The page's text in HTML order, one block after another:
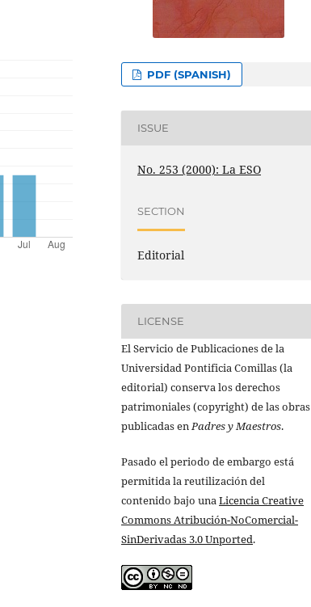
PDF (SPANISH)
ISSUE
No. 253 (2000): La ESO
SECTION
Editorial
LICENSE
El Servicio de Publicaciones de la
Universidad Pontificia Comillas (la
editorial) conserva los derechos
patrimoniales (copyright) de las obras
publicadas enPadres y Maestros.
Pasado el periodo de embargo está
permitida la reutilización del
contenido bajo unaLicencia Creative
Commons Atribución-NoComercial-
SinDerivadas 3.0 Unported.